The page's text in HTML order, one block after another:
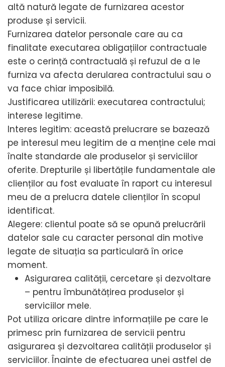
altă natură legate de furnizarea acestor
produse și servicii.
Furnizarea datelor personale care au ca
finalitate executarea obligațiilor contractuale
este o cerință contractuală și refuzul de a le
furniza va afecta derularea contractului sau o
va face chiar imposibilă.
Justificarea utilizării: executarea contractului;
interese legitime.
Interes legitim: această prelucrare se bazează
pe interesul meu legitim de a menține cele mai
înalte standarde ale produselor și serviciilor
oferite. Drepturile și libertățile fundamentale ale
clienților au fost evaluate în raport cu interesul
meu de a prelucra datele clienților în scopul
identificat.
Alegere: clientul poate să se opună prelucrării
datelor sale cu caracter personal din motive
legate de situația sa particulară în orice
moment.
Asigurarea calității, cercetare și dezvoltare
– pentru îmbunătățirea produselor și
serviciilor mele.
Pot utiliza oricare dintre informațiile pe care le
primesc prin furnizarea de servicii pentru
asigurarea și dezvoltarea calității produselor și
serviciilor. Înainte de efectuarea unei astfel de